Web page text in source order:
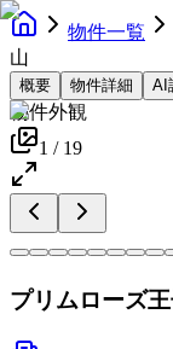
物件一覧
山
概要 物件詳細 AI
物件外観
1 / 19
プリムローズ